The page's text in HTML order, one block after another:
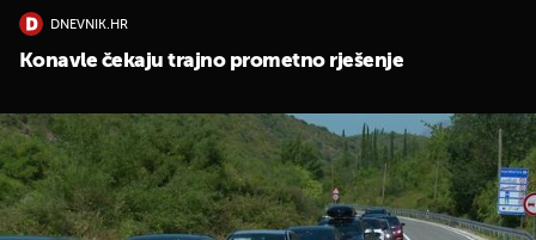
DNEVNIK.HR
Konavle čekaju trajno prometno rješenje